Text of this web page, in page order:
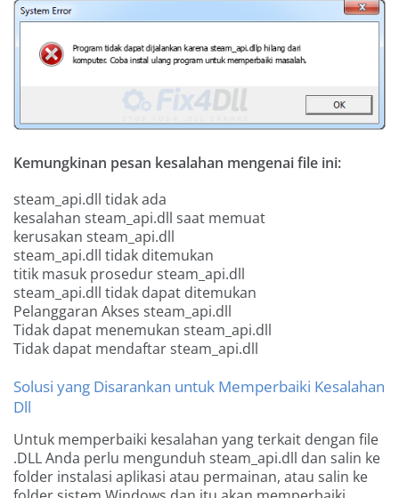
Kemungkinan pesan kesalahan mengenai file ini:
steam_api.dll tidak ada
kesalahan steam_api.dll saat memuat
kerusakan steam_api.dll
steam_api.dll tidak ditemukan
titik masuk prosedur steam_api.dll
steam_api.dll tidak dapat ditemukan
Pelanggaran Akses steam_api.dll
Tidak dapat menemukan steam_api.dll
Tidak dapat mendaftar steam_api.dll
Solusi yang Disarankan untuk Memperbaiki Kesalahan
Dll
Untuk memperbaiki kesalahan yang terkait dengan file
.DLL Anda perlu mengunduh steam_api.dll dan salin ke
folder instalasi aplikasi atau permainan, atau salin ke